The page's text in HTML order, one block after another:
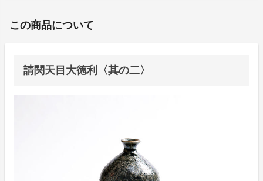
この商品について
請関天目大徳利〈其の二〉